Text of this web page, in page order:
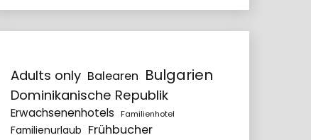
Adults only Balearen Bulgarien
Dominikanische Republik
Erwachsenenhotels Familienhotel
Familienurlaub Frühbucher